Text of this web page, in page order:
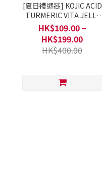
[夏日禮遇🧸] KOJIC ACID
TURMERIC VITA JELLY
MIST SERUM
HK$109.00 ~
HK$199.00
HK$400.00